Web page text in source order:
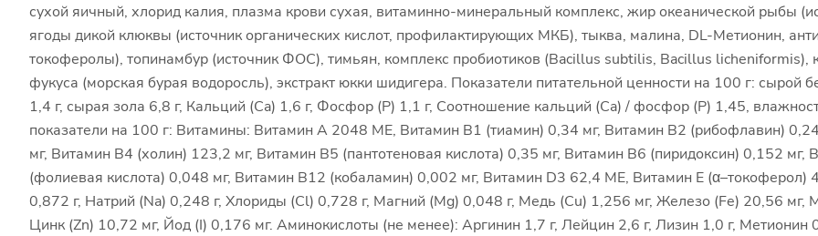
сухой яичный, хлорид калия, плазма крови сухая, витаминно-минеральный комплекс, жир океанической рыбы
ягоды дикой клюквы (источник органических кислот, профилактирующих МКБ), тыква, малина, DL-Метионин,
токоферолы), топинамбур (источник ФОС), тимьян, комплекс пробиотиков (Bacillus subtilis, Bacillus licheniformis),
фукуса (морская бурая водоросль), экстракт юкки шидигера. Показатели питательной ценности на 100 г: сырой
1,4 г, сырая зола 6,8 г, Кальций (Ca) 1,6 г, Фосфор (P) 1,1 г, Соотношение кальций (Ca) / фосфор (P) 1,45,
показатели на 100 г: Витамины: Витамин А 2048 МЕ, Витамин В1 (тиамин) 0,34 мг, Витамин В2 (рибофлавин)
мг, Витамин В4 (холин) 123,2 мг, Витамин В5 (пантотеновая кислота) 0,35 мг, Витамин В6 (пиридоксин) 0,152
(фолиевая кислота) 0,048 мг, Витамин В12 (кобаламин) 0,002 мг, Витамин D3 62,4 МЕ, Витамин Е (α–токоферол)
0,872 г, Натрий (Na) 0,248 г, Хлориды (Cl) 0,728 г, Mагний (Mg) 0,048 г, Медь (Cu) 1,256 мг, Железо (Fe) 20,56 мг,
Цинк (Zn) 10,72 мг, Йод (I) 0,176 мг. Аминокислоты (не менее): Аргинин 1,7 г, Лейцин 2,6 г, Лизин 1,0 г, Метионин